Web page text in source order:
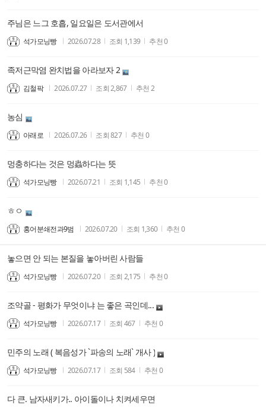
주님은 느그 호흡, 일요일은 도서관에서
석가모닝빵 2026.07.28 조회 1,139 추천0
족저근막염 완치법을 아라보자 2
김철팍 2026.07.27 조회2,867 추천 2
농심
아래로 2026.07.26 조회827 추천 0
멍충하다는 것은 멍蟲하다는 뜻
석가모닝빵 2026.07.21 조회 1,145 추천0
ㅎㅇ
홍어분쇄전과9범 2026.07.20 조회 1,360 추천 0
놓으면 안 되는 본질을 놓아버린 사람들
석가모닝빵 2026.07.20 조회 2,175 추천0
조약골 - 평화가 무엇이냐 는 좋은 곡인데...
석가모닝빵 2026.07.17 조회 467 추천 0
민주의 노래 ( 복음성가 `파송의 노래` 개사 )
석가모닝빵 2026.07.17 조회 584 추천 0
다 큰. 남자새키가.. 아이돌이나 치켜세우면